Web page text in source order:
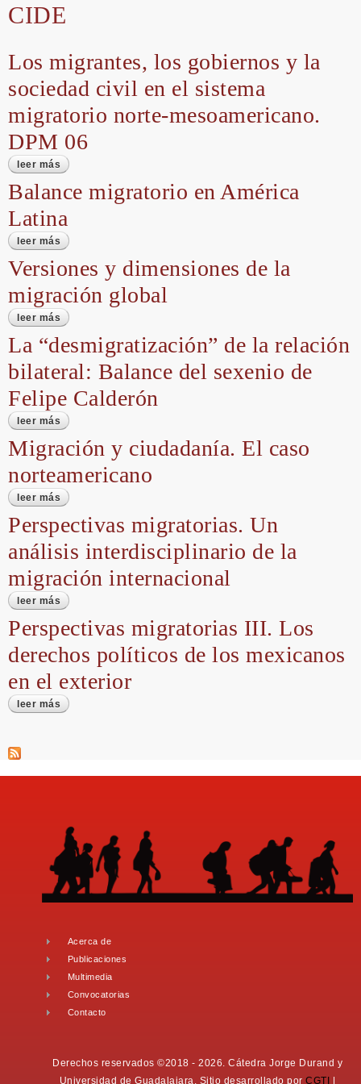
CIDE
Los migrantes, los gobiernos y la
sociedad civil en el sistema
migratorio norte-mesoamericano.
DPM 06
leer más sobre los migrantes, los gobiernos y la sociedad civil en el
sistema migratorio norte-mesoamericano. dpm 06
Balance migratorio en América
Latina
leer más sobre balance migratorio en américa latina
Versiones y dimensiones de la
migración global
leer más sobre versiones y dimensiones de la migración global
La “desmigratización” de la relación
bilateral: Balance del sexenio de
Felipe Calderón
leer más sobre la “desmigratización” de la relación bilateral:
balance del sexenio de felipe calderón
Migración y ciudadanía. El caso
norteamericano
leer más sobre migración y ciudadanía. el caso norteamericano
Perspectivas migratorias. Un
análisis interdisciplinario de la
migración internacional
leer más sobre perspectivas migratorias. un análisis
interdisciplinario de la migración internacional
Perspectivas migratorias III. Los
derechos políticos de los mexicanos
en el exterior
leer más sobre perspectivas migratorias iii. los derechos políticos
de los mexicanos en el exterior
Acerca de
Publicaciones
Multimedia
Convocatorias
Contacto
Derechos reservados ©2018 - 2026. Cátedra Jorge Durand y
Universidad de Guadalajara. Sitio desarrollado porCGTI